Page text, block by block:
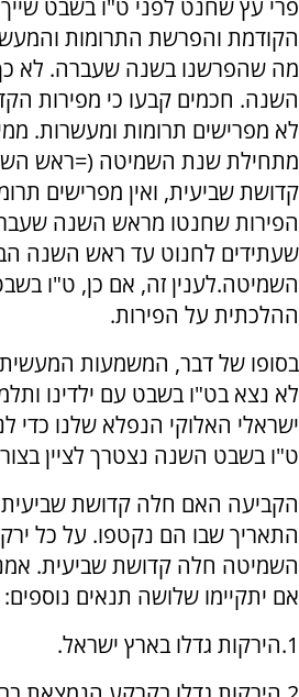
פרי עץ שחנט לפני ט"ו בשבט
הקודמת והפרשת התרומות
מה שהפרשנו בשנה שעברה. לא
השנה. חכמים קבעו כי מפירות
לא מפרישים תרומות ומעשרות.
מתחילת שנת השמיטה (=ראש
קדושת שביעית, ואין מפרישים
הפירות שחנטו מראש השנה
שעתידים לחנוט עד ראש השנה
השמיטה.לענין זה, אם כן, ט"ו
ההלכתית על הפירות.
בסופו של דבר, המשמעות המעשית
לא נצא בט"ו בשבט עם ילדינו
ישראלי האלוקי הנפלא שלנו כדי
ט"ו בשבט השנה נצטרך לציין
הקביעה האם חלה קדושת שביעית
התאריך שבו הם נקטפו. על כל
השמיטה חלה קדושת שביעית.
אם יתקיימו שלושה תנאים נוספים:
1.הירקות גדלו בארץ ישראל.